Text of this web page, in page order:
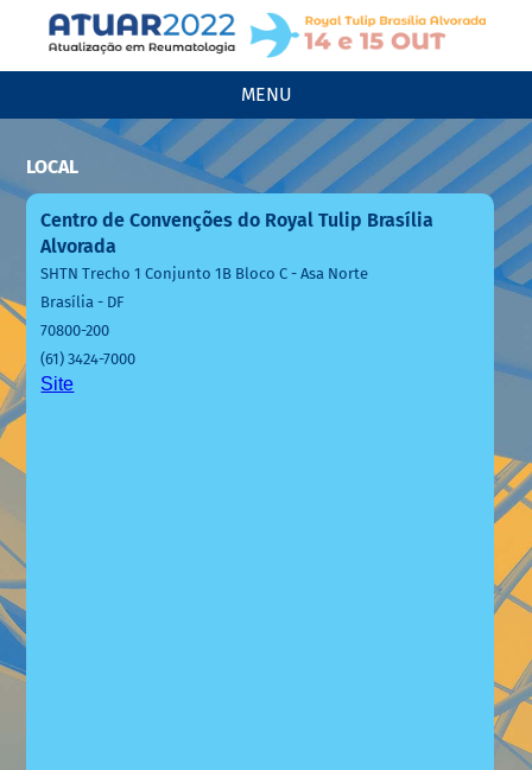
MENU
LOCAL
Centro de Convenções do Royal Tulip Brasília
Alvorada
SHTN Trecho 1 Conjunto 1B Bloco C - Asa Norte
Brasília - DF
70800-200
(61) 3424-7000
Site